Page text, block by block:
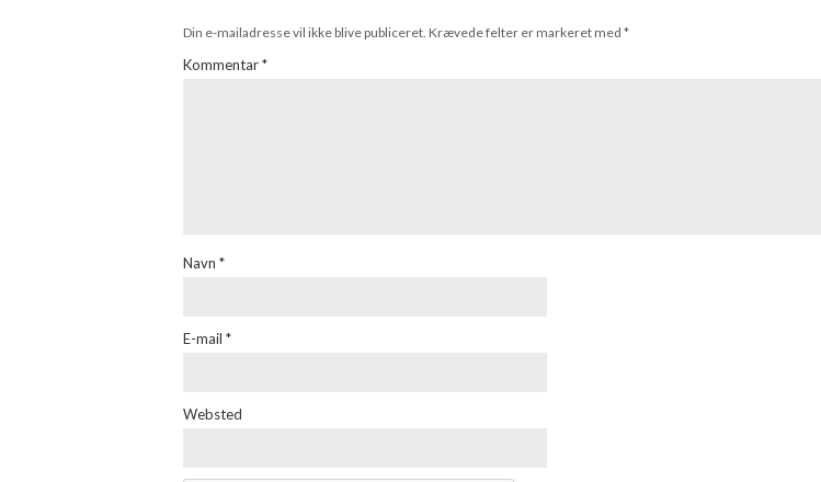
Din e-mailadresse vil ikke blive publiceret. Krævede felter er markeret med *
Kommentar*
Navn *
E-mail *
Websted